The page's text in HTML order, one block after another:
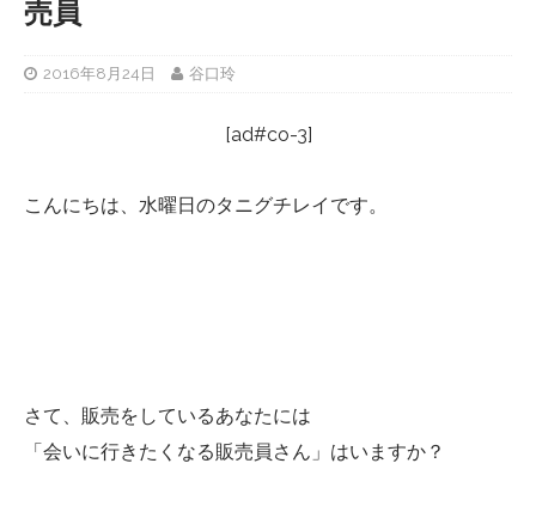
売員
2016年8月24日 谷口玲
[ad#co-3]
こんにちは、水曜日のタニグチレイです。
さて、販売をしているあなたには
「会いに行きたくなる販売員さん」はいますか？